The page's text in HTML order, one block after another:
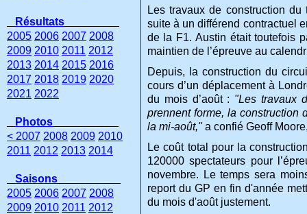
Les travaux de construction
suite à un différend contractuel
de la F1. Austin était toutefois
maintien de l’épreuve au
Depuis, la construction du
cours d’un déplacement à
du mois d’août : "Les travaux
prennent forme, la construction
la mi-août,"a confié Geoff
Le coût total pour la
120000 spectateurs pour
novembre. Le temps sera
report du GP en fin d'année
du mois d'août justement.
Résultats
2005 2006 2007 2008
2009 2010 2011 2012
2013 2014 2015 2016
2017 2018 2019 2020
2021 2022
Photos
< 2007 2008 2009 2010
2011 2012 2013 2014
Saisons
2005 2006 2007 2008
2009 2010 2011 2012